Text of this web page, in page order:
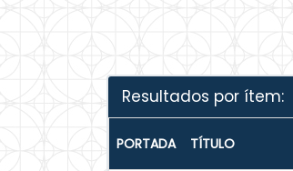
Resultados por ítem:
PORTADA TÍTULO